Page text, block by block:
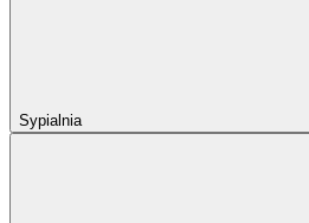
Sypialnia